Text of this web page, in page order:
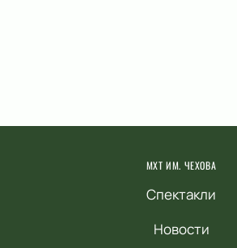
МХТ ИМ. ЧЕХОВА
Спектакли
Новости